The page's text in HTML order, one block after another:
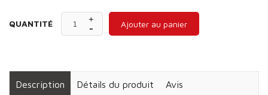
QUANTITÉ Ajouter au panier
Description Détails du produit Avis